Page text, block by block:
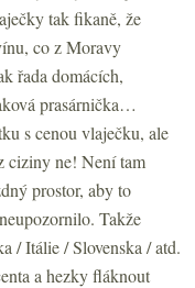
tak fikaně, že
co z Moravy
řada domácích,
prasárnička…
s cenou vlaječku, ale
ciziny ne! Není tam
prostor, aby to
Takže
/ Itálie / Slovenska / atd.
a hezky fláknout